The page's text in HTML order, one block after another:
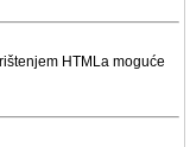
HTMLa moguće